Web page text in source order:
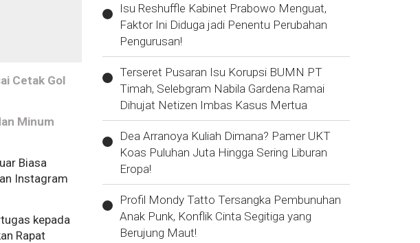
Cetak Gol
Minum
Biasa
Instagram
kepada
Rapat
Isu Reshuffle Kabinet Prabowo Menguat,
Faktor Ini Diduga jadi Penentu Perubahan
Pengurusan!
Terseret Pusaran Isu Korupsi BUMN PT
Timah, Selebgram Nabila Gardena Ramai
Dihujat Netizen Imbas Kasus Mertua
Dea Arranoya Kuliah Dimana? Pamer UKT
Koas Puluhan Juta Hingga Sering Liburan
Eropa!
Profil Mondy Tatto Tersangka Pembunuhan
Anak Punk, Konflik Cinta Segitiga yang
Berujung Maut!